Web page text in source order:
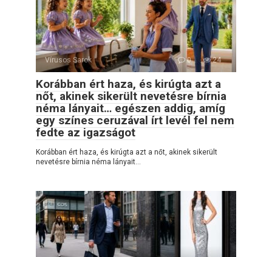
Vírusos Sarok 0 24
Korábban ért haza, és kirúgta azt a
nőt, akinek sikerült nevetésre bírnia
néma lányait… egészen addig, amíg
egy színes ceruzával írt levél fel nem
fedte az igazságot
Korábban ért haza, és kirúgta azt a nőt, akinek sikerült
nevetésre bírnia néma lányait…